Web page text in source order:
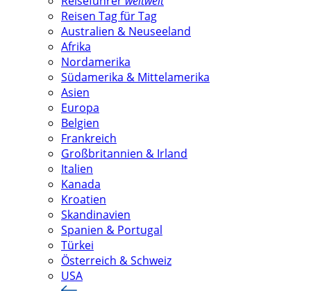
Reisen Tag für Tag
Australien & Neuseeland
Afrika
Nordamerika
Südamerika & Mittelamerika
Asien
Europa
Belgien
Frankreich
Großbritannien & Irland
Italien
Kanada
Kroatien
Skandinavien
Spanien & Portugal
Türkei
Österreich & Schweiz
USA